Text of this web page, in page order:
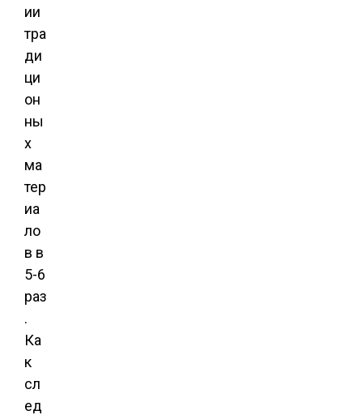
ии
тра
ди
ци
он
ны
х
ма
тер
иа
ло
в в
5-6
раз
.
Ка
к
сл
ед